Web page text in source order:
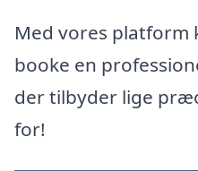
Med vores platform
booke en
der tilbyder lige
for!